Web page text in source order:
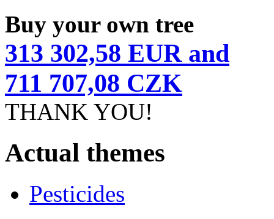
Buy your own tree
313 302,58 EUR and
711 707,08 CZK
THANK YOU!
Actual themes
Pesticides